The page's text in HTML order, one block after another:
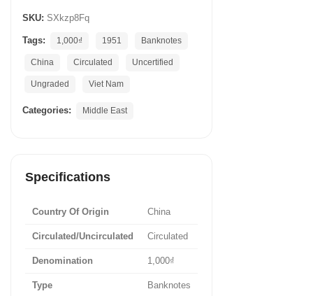
SKU: SXkzp8Fq
Tags: 1,000₫ 1951 Banknotes
China Circulated Uncertified
Ungraded Viet Nam
Categories: Middle East
Specifications
Country Of Origin China
Circulated/Uncirculated Circulated
Denomination 1,000₫
Type Banknotes